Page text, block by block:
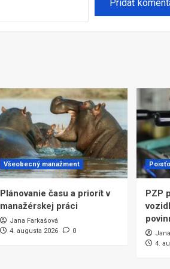
Všeobecný manažment
Plánovanie času a priorít v
manažérskej práci
Jana Farkašová
4. augusta 2026
0
PZP
4.